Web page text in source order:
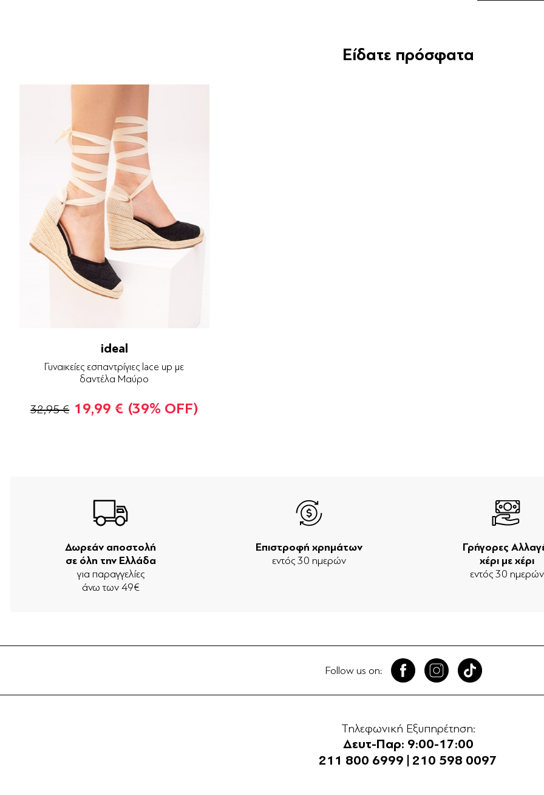
Είδατε πρόσφατα
ideal
Γυναικείες εσπαντρίγιες lace up με
δαντέλα Μαύρο
32,95 € 19,99 € (39% OFF)
Δωρεάν αποστολή
σε όλη την Ελλάδα
για παραγγελίες
άνω των 49€
Επιστροφή χρημάτων
εντός 30 ημερών
Γρήγορες
χέρι με χέρι
εντός 30 ημερών
Follow us on:
Τηλεφωνική Εξυπηρέτηση:
Δευτ-Παρ: 9:00-17:00
211 800 6999
210 598 0097